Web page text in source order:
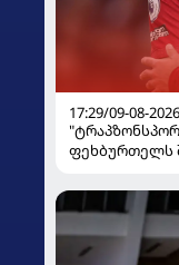
17:29/09-08-2026
ფეხბურთელს